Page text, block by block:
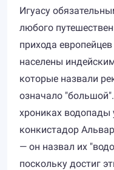
Игуасу
любого
прихода
населены
которые назвали
означало
хрониках водопады
конкистадор
— он назвал их
поскольку достиг